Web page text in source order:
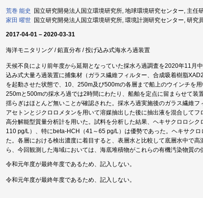
荒巻 能史
国立研究開発法人国立環境研究所, 地球環境研究センター, 主任
家田 曜世 国立研究開発法人国立環境研究所, 環境計測研究センター, 研究
2017-04-01 – 2020-03-31
海洋モニタリング / 鉛直分布 / 投げ込み式海水ろ過装置
天候不良により前年度から延期となっていた採水ろ過調査を2020年11月
込み式大量ろ過装置に捕集材（ガラス繊維フィルター、合成吸着樹脂
を起動させた状態で、10、250m及び500mの各層まで船上のウインチを
250mと500mの採水ろ過では2時間にわたり、船舶を定点に留まらせて
揺らぎはほとんど無いことが確認された。採水ろ過実施後のガラス繊維
アセトンとジクロロメタンを用いて溶媒抽出した後に抽出液を混合して
高分解能型質量分析計を用いた。試料を分析した結果、ヘキサクロロシ
110 pg/L）、特にbeta-HCH（41～65 pg/L）は優勢であった。ヘキサク
た。各層における検出濃度に着目すると、表層水と比較して底層水中で
ら、今回観測した海域においては、海底堆積物がこれらの有機汚染物質の
令和元年度が最終年度であるため、記入しない。
令和元年度が最終年度であるため、記入しない。